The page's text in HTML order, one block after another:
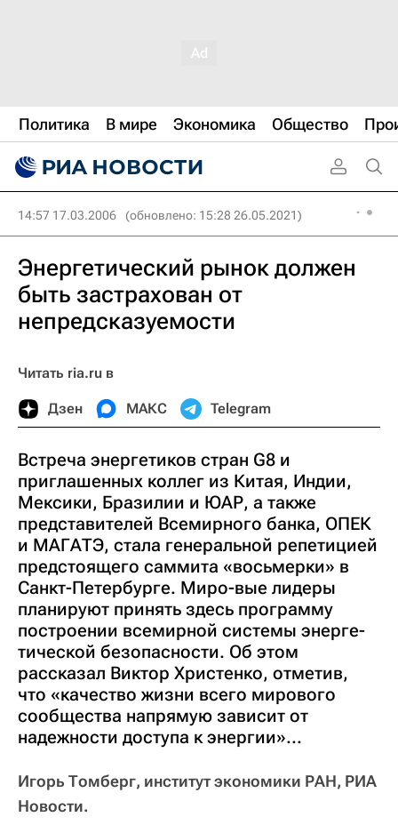
Политика В мире Экономика Общество
14:57 17.03.2006 (обновлено: 15:28 26.05.2021)
Энергетический рынок должен
быть застрахован от
непредсказуемости
Читать ria.ru в
Дзен МАКС Telegram
Встреча энергетиков стран G8 и
приглашенных коллег из Китая, Индии,
Мексики, Бразилии и ЮАР, а также
представителей Всемирного банка, ОПЕК
и МАГАТЭ, стала генеральной репетицией
предстоящего саммита «восьмерки» в
Санкт-Петербурге. Миро-вые лидеры
планируют принять здесь программу
построении всемирной системы энерге-
тической безопасности. Об этом
рассказал Виктор Христенко, отметив,
что «качество жизни всего мирового
сообщества напрямую зависит от
надежности доступа к энергии»...
Игорь Томберг, институт экономики РАН, РИА
Новости.